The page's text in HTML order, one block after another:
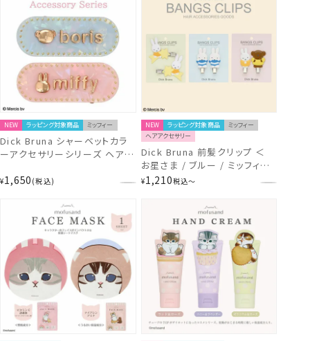
NEW ラッピング対象商品 ミッフィー
Dick Bruna シャーベットカラ
ーアクセサリーシリーズ ヘアク
ピンク ブルー ミッフィー
¥1,650 税込
NEW ラッピング対象商品
ミッフィー
ヘアアクセサリー
Dick Bruna 前髪クリップ ＜
お星さま / ブルー / ミッフィー
＆ボリス ＞ ミッフィー 粧美堂
¥1,210税込〜